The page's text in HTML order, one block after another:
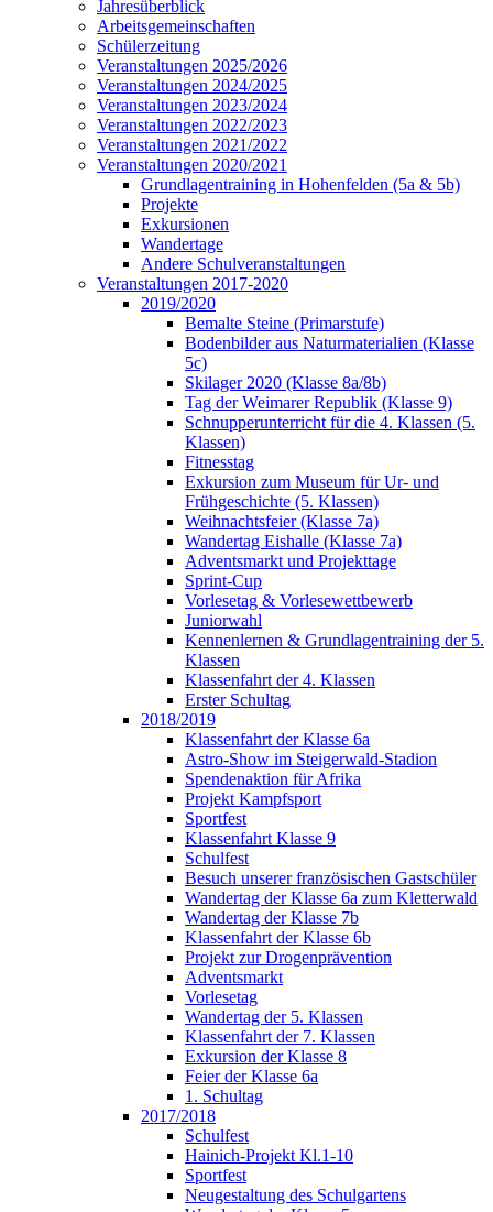
Jahresüberblick
Arbeitsgemeinschaften
Schülerzeitung
Veranstaltungen 2025/2026
Veranstaltungen 2024/2025
Veranstaltungen 2023/2024
Veranstaltungen 2022/2023
Veranstaltungen 2021/2022
Veranstaltungen 2020/2021
Grundlagentraining in Hohenfelden (5a & 5b)
Projekte
Exkursionen
Wandertage
Andere Schulveranstaltungen
Veranstaltungen 2017-2020
2019/2020
Bemalte Steine (Primarstufe)
Bodenbilder aus Naturmaterialien (Klasse
5c)
Skilager 2020 (Klasse 8a/8b)
Tag der Weimarer Republik (Klasse 9)
Schnupperunterricht für die 4. Klassen (5.
Klassen)
Fitnesstag
Exkursion zum Museum für Ur- und
Frühgeschichte (5. Klassen)
Weihnachtsfeier (Klasse 7a)
Wandertag Eishalle (Klasse 7a)
Adventsmarkt und Projekttage
Sprint-Cup
Vorlesetag & Vorlesewettbewerb
Juniorwahl
Kennenlernen & Grundlagentraining der 5.
Klassen
Klassenfahrt der 4. Klassen
Erster Schultag
2018/2019
Klassenfahrt der Klasse 6a
Astro-Show im Steigerwald-Stadion
Spendenaktion für Afrika
Projekt Kampfsport
Sportfest
Klassenfahrt Klasse 9
Schulfest
Besuch unserer französischen Gastschüler
Wandertag der Klasse 6a zum Kletterwald
Wandertag der Klasse 7b
Klassenfahrt der Klasse 6b
Projekt zur Drogenprävention
Adventsmarkt
Vorlesetag
Wandertag der 5. Klassen
Klassenfahrt der 7. Klassen
Exkursion der Klasse 8
Feier der Klasse 6a
1. Schultag
2017/2018
Schulfest
Hainich-Projekt Kl.1-10
Sportfest
Neugestaltung des Schulgartens